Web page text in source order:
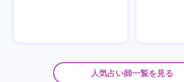
人気占い師一覧を見る